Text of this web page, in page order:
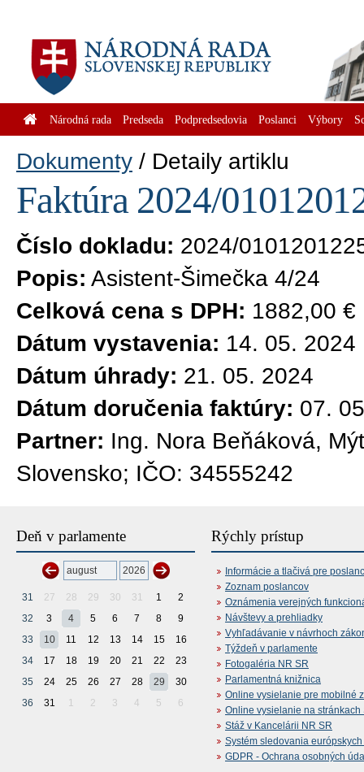
Národná rada Predseda Podpredsedovia Poslanci Výbory
Dokumenty Detaily artiklu
Faktúra 2024/
Číslo dokladu: 2024/
Popis: Asistent-Šimečka 4/24
Celková cena s DPH: 1882,00 €
Dátum vystavenia: 14. 05. 2024
Dátum úhrady: 21. 05. 2024
Dátum doručenia faktúry: 07.
Partner: Ing. Nora Beňáková,
Slovensko; IČO: 34555242
Deň v parlamente
31 27 28 29 30 31 1
2
32
3 4 5 6 7 8
9
33
10 11 12 13 14 15
16
34
17 18 19 20 21 22
23
35
24 25 26 27 28 29
30
36
31 1 2 3 4 5 6
Rýchly prístup
Informácie a tlačivá pre
Zoznam poslancov
Oznámenia verejných
Návštevy a prehliadky
Vyhľadávanie v návrhoch
Týždeň v parlamente
Fotogaléria NR SR
Parlamentná knižnica
Online vysielanie pre mobilné
Online vysielanie na stránkach
Stáž v Kancelárii NR SR
Systém sledovania
GDPR - Ochrana osobných